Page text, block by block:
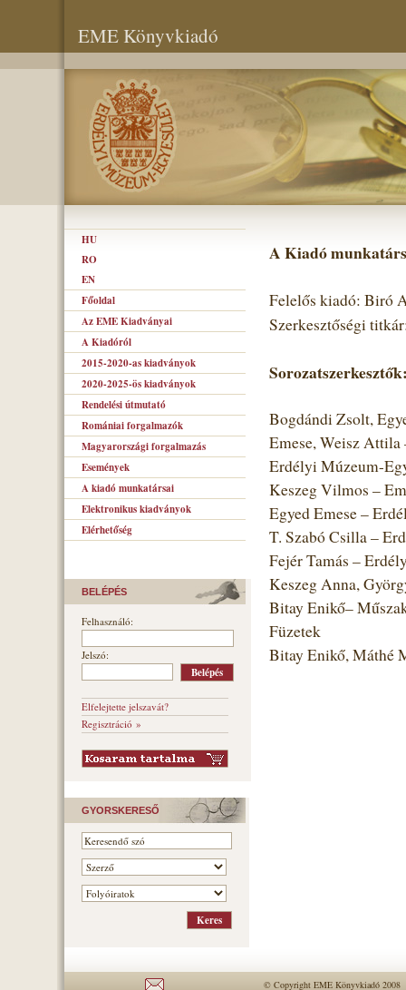
EME Könyvkiadó
HU
RO
EN
Főoldal
Az EME Kiadványai
A Kiadóról
2015-2020-as kiadványok
2020-2025-ös kiadványok
Rendelési útmutató
Romániai forgalmazók
Magyarországi forgalmazás
Események
A kiadó munkatársai
Elektronikus kiadványok
Elérhetőség
BELÉPÉS
Felhasználó:
Jelszó:
Elfelejtette jelszavát?
Regisztráció »
GYORSKERESŐ
A Kiadó
Felelős kiadó: Biró
Szerkesztőségi
Bogdándi Zsolt,
Emese, Weisz Attila
Erdélyi Múzeum-
Keszeg Vilmos –
Egyed Emese –
T. Szabó Csilla –
Fejér Tamás –
Keszeg Anna,
Bitay Enikő–
Füzetek
Bitay Enikő, Máthé
© Copyright EME Könyvkiadó 2008